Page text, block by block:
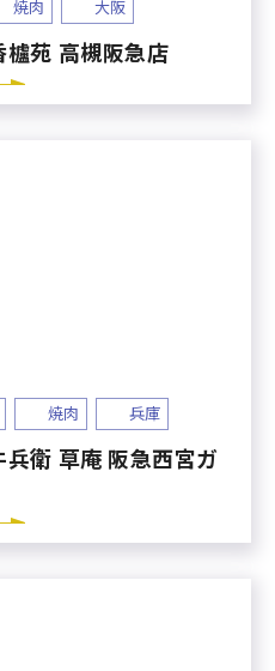
焼肉 大阪
苑 高槻阪急店
焼肉 兵庫
衛 草庵 阪急西宮ガ